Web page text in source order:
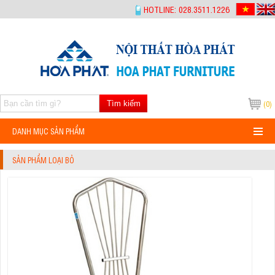
HOTLINE: 028.3511.1226
(0)
Tìm kiếm
DANH MỤC SẢN PHẨM
SẢN PHẨM LOẠI BỎ